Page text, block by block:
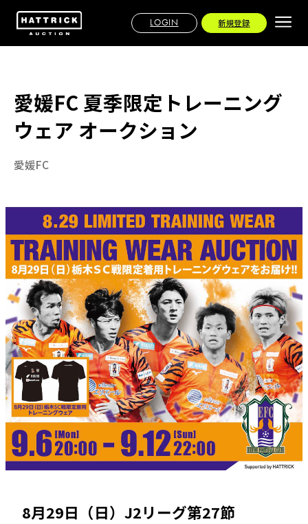
LOGIN 新規登録
愛媛FC 夏季限定トレーニング
ウェア オークション
愛媛FC
8月29日（日）J2リーグ第27節